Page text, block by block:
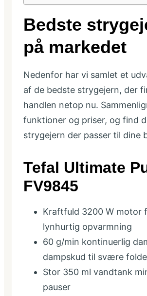
Bedste
på markedet
Nedenfor har vi samlet et
af de bedste strygejern, der
handlen netop nu.
funktioner og priser, og find
strygejern der passer til dine
Tefal Ultimate
FV9845
Kraftfuld 3200 W motor
lynhurtig opvarmning
60 g/min kontinuerlig
dampskud til svære
Stor 350 ml vandtank
pauser